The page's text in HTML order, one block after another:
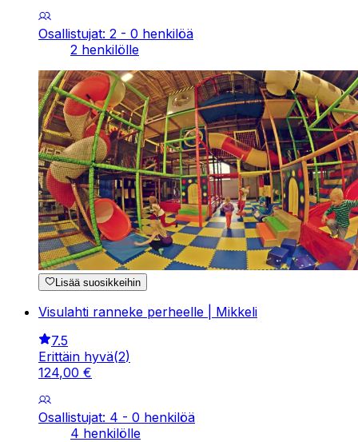
Osallistujat: 2 - 0 henkilöä
2 henkilölle
Lisää suosikkeihin
Visulahti ranneke perheelle | Mikkeli
7.5
Erittäin hyvä(2)
124,00 €
Osallistujat: 4 - 0 henkilöä
4 henkilölle